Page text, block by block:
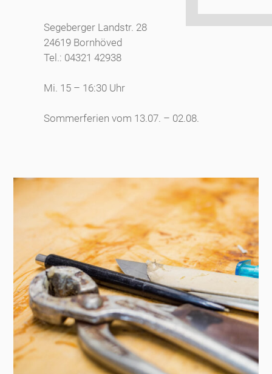
Segeberger Landstr. 28
24619 Bornhöved
Tel.: 04321 42938
Mi. 15 – 16:30 Uhr
Sommerferien vom 13.07. – 02.08.